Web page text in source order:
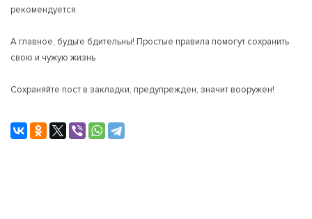
рекомендуется.
А главное, будьте бдительны! Простые правила помогут сохранить
свою и чужую жизнь
Сохраняйте пост в закладки, предупрежден, значит вооружен!